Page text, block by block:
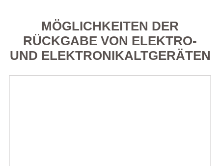
MÖGLICHKEITEN DER
RÜCKGABE VON ELEKTRO-
UND ELEKTRONIKALTGERÄTEN